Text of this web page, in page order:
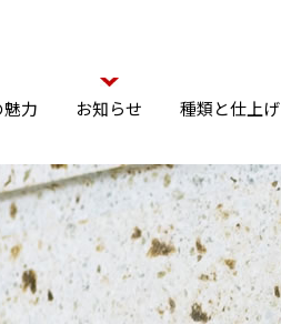
魅力 お知らせ 種類と仕上げ